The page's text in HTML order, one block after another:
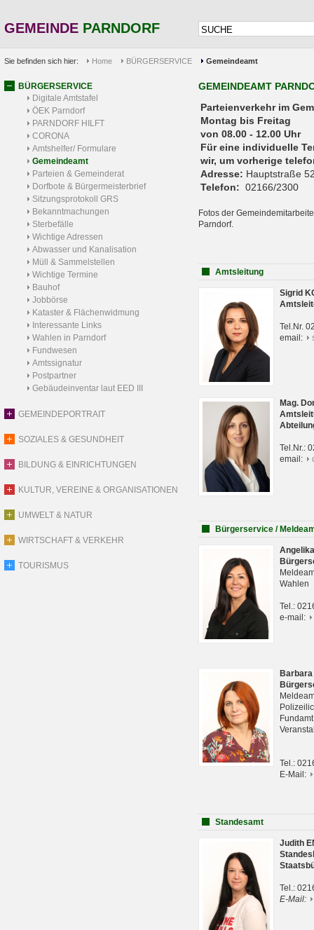
GEMEINDE PARNDORF
Sie befinden sich hier: Home BÜRGERSERVICE Gemeindeamt
BÜRGERSERVICE
Digitale Amtstafel
ÖEK Parndorf
PARNDORF HILFT
CORONA
Amtshelfer/ Formulare
Gemeindeamt
Parteien & Gemeinderat
Dorfbote & Bürgermeisterbrief
Sitzungsprotokoll GRS
Bekanntmachungen
Sterbefälle
Wichtige Adressen
Abwasser und Kanalisation
Müll & Sammelstellen
Wichtige Termine
Bauhof
Jobbörse
Kataster & Flächenwidmung
Interessante Links
Wahlen in Parndorf
Fundwesen
Amtssignatur
Postpartner
Gebäudeinventar laut EED III
GEMEINDEPORTRAIT
SOZIALES & GESUNDHEIT
BILDUNG & EINRICHTUNGEN
KULTUR, VEREINE & ORGANISATIONEN
UMWELT & NATUR
WIRTSCHAFT & VERKEHR
TOURISMUS
GEMEINDEAMT
Parteienverkehr
Montag bis Freitag
von 08.00 - 12.00 Uhr
Für eine individuelle
wir, um vorherige
Adresse: Hauptstraße
Telefon: 02166/2300
Fotos der
Parndorf.
Amtsleitung
Sigrid
Tel.Nr.
email:
Mag.
Tel.Nr.:
email:
Bürgerservice /
Wahlen
Tel.:
e-mail:
Tel.:
E-Mail:
Standesamt
Judith
Tel.:
E-Mail: